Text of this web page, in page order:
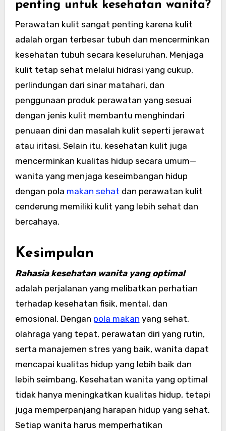
penting untuk kesehatan wanita?
Perawatan kulit sangat penting karena kulit
adalah organ terbesar tubuh dan mencerminkan
kesehatan tubuh secara keseluruhan. Menjaga
kulit tetap sehat melalui hidrasi yang cukup,
perlindungan dari sinar matahari, dan
penggunaan produk perawatan yang sesuai
dengan jenis kulit membantu menghindari
penuaan dini dan masalah kulit seperti jerawat
atau iritasi. Selain itu, kesehatan kulit juga
mencerminkan kualitas hidup secara umum—
wanita yang menjaga keseimbangan hidup
dengan pola makan sehat dan perawatan kulit
cenderung memiliki kulit yang lebih sehat dan
bercahaya.
Kesimpulan
Rahasia kesehatan wanita yang optimal
adalah perjalanan yang melibatkan perhatian
terhadap kesehatan fisik, mental, dan
emosional. Dengan pola makan yang sehat,
olahraga yang tepat, perawatan diri yang rutin,
serta manajemen stres yang baik, wanita dapat
mencapai kualitas hidup yang lebih baik dan
lebih seimbang. Kesehatan wanita yang optimal
tidak hanya meningkatkan kualitas hidup, tetapi
juga memperpanjang harapan hidup yang sehat.
Setiap wanita harus memperhatikan